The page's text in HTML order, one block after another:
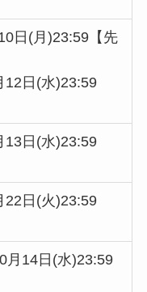
日(月)23:59【先
12日(水)23:59
13日(水)23:59
22日(火)23:59
月14日(水)23:59